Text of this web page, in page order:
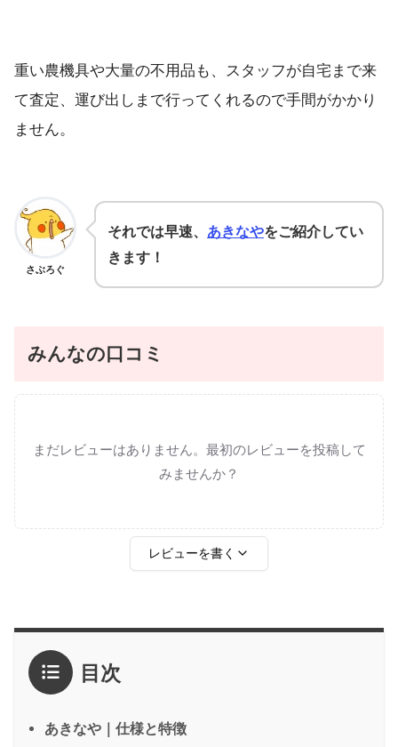
重い農機具や大量の不用品も、スタッフが自宅まで来
て査定、運び出しまで行ってくれるので手間がかかり
ません。
さぶろぐ
それでは早速、 あきなやをご紹介してい
きます！
みんなの口コミ
まだレビューはありません。最初のレビューを投稿して
みませんか？
レビューを書く
4点
3点
2点
1点
感想 * 目次
あきなや｜仕様と特徴